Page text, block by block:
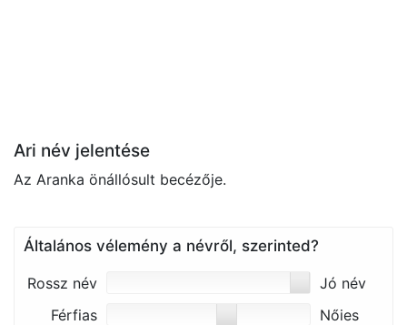
Ari név jelentése
Az Aranka önállósult becézője.
Általános vélemény a névről, szerinted?
Rossz név
Jó név
Férfias
Nőies